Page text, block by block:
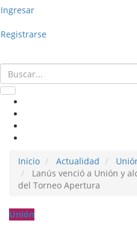
Ingresar
Registrarse
Inicio Actualidad
Lanús venció a Unión y
del Torneo Apertura
Unión